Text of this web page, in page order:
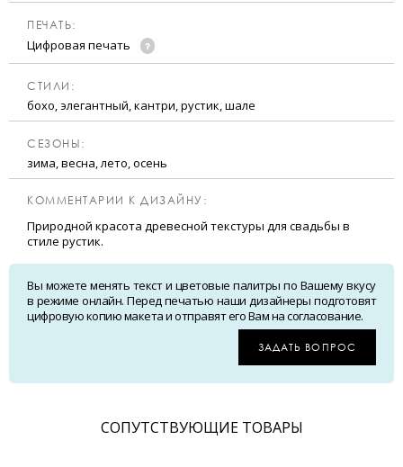
ПЕЧАТЬ:
Цифровая печать
CТИЛИ:
бохо, элегантный, кантри, рустик, шале
CЕЗОНЫ:
зима, весна, лето, осень
КОММЕНТАРИИ К ДИЗАЙНУ:
Природной красота древесной текстуры для свадьбы в
стиле рустик.
Вы можете менять текст и цветовые палитры по Вашему вкусу
в режиме онлайн. Перед печатью наши дизайнеры подготовят
цифровую копию макета и отправят его Вам на согласование.
ЗАДАТЬ ВОПРОС
CОПУТСТВУЮЩИЕ ТОВАРЫ